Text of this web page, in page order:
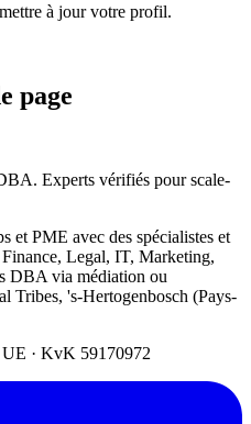
à jour votre profil.
page
Experts vérifiés pour scale-
et PME avec des spécialistes et
Legal, IT, Marketing,
DBA via médiation ou
Tribes, 's-Hertogenbosch (Pays-
UE · KvK 59170972